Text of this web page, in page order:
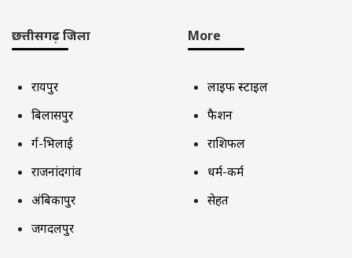
छत्तीसगढ़ जिला
रायपुर
बिलासपुर
दुर्ग-भिलाई
राजनांदगांव
अंबिकापुर
जगदलपुर
More
लाइफ स्टाइल
फैशन
राशिफल
धर्म-कर्म
सेहत